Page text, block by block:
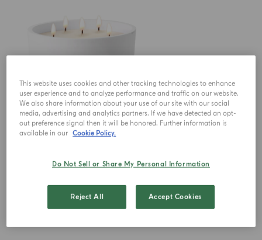
This website uses cookies and other tracking technologies to enhance
user experience and to analyze performance and traffic on our website.
We also share information about your use of our site with our social
media, advertising and analytics partners. If we have detected an opt-
out preference signal then it will be honored. Further information is
available in our Cookie Policy.
Do Not Sell or Share My Personal Information
Reject All Accept Cookies